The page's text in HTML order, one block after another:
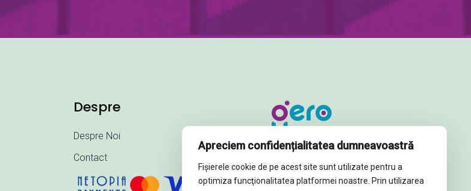
Apreciem confidențialitatea dumneavoastră
Fișierele cookie de pe acest site sunt utilizate pentru a
optimiza funcţionalitatea platformei noastre. Prin utilizarea
Despre
Despre Noi
Contact
contact@gerotissue.ro
+40 745 333 903